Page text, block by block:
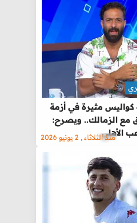
مثيرة في أزمة
الزمالك.. ويصرح:
الأهليمنذ الثلاثاء , 2 يونيو 2026